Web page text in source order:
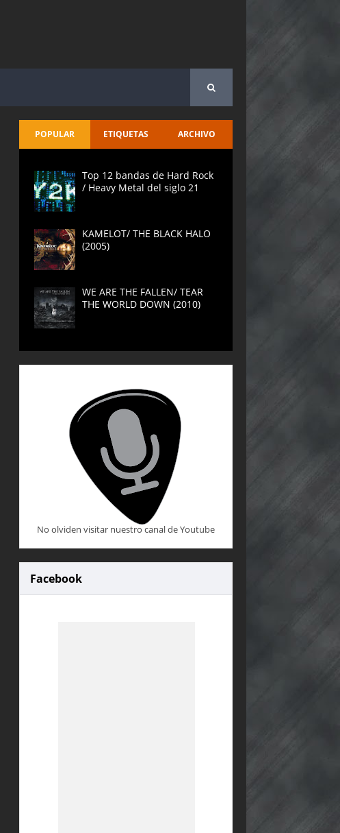
POPULAR ETIQUETAS ARCHIVO
Top 12 bandas de Hard Rock
/ Heavy Metal del siglo 21
KAMELOT/ THE BLACK HALO
(2005)
WE ARE THE FALLEN/ TEAR
THE WORLD DOWN (2010)
No olviden visitar nuestro canal de Youtube
Facebook